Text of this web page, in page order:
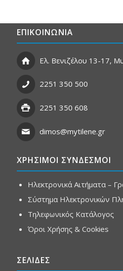
ΕΠΙΚΟΙΝΩΝΙΑ
Ελ. Βενιζέλου 13-17,
2251 350 500
2251 350 608
dimos@mytilene.gr
ΧΡΗΣΙΜΟΙ ΣΥΝΔΕΣΜΟΙ
Ηλεκτρονικά Αιτήματα –
Σύστημα Ηλεκτρονικών
Τηλεφωνικός Κατάλογος
Όροι Χρήσης & Cookies
ΣΕΛΙΔΕΣ